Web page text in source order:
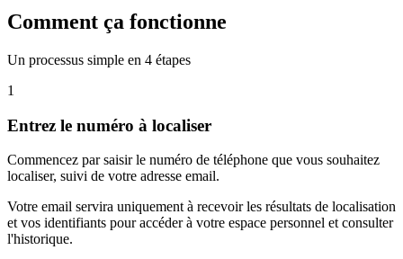
Comment ça fonctionne
Un processus simple en 4 étapes
1
Entrez le numéro à localiser
Commencez par saisir le numéro de téléphone que vous souhaitez
localiser, suivi de votre adresse email.
Votre email servira uniquement à recevoir les résultats de localisation
et vos identifiants pour accéder à votre espace personnel et consulter
l'historique.